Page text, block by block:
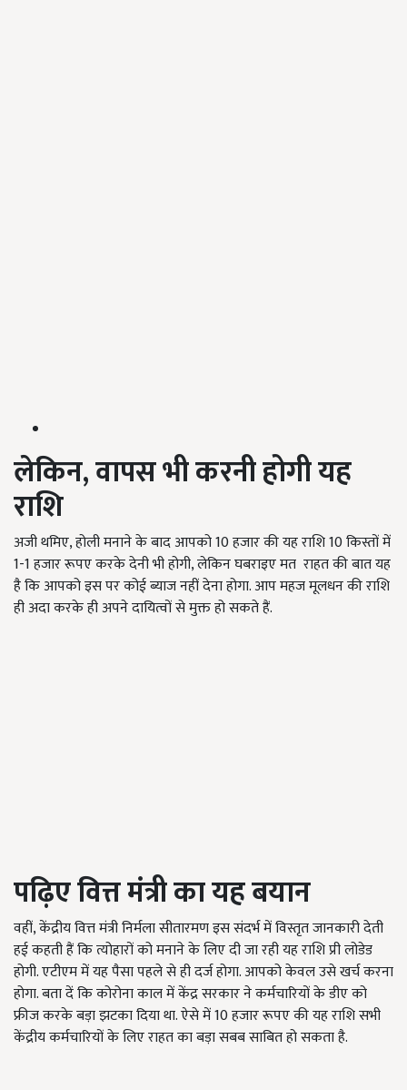
लेकिन, वापस भी करनी होगी यह
राशि
अजी थमिए, होली मनाने के बाद आपको 10 हजार की यह राशि 10 किस्तों में
1-1 हजार रूपए करके देनी भी होगी, लेकिन घबराइए मत राहत की बात यह
है कि आपको इस पर कोई ब्याज नहीं देना होगा. आप महज मूलधन की राशि
ही अदा करके ही अपने दायित्वों से मुक्त हो सकते हैं.
पढ़िए वित्त मंत्री का यह बयान
वहीं, केंद्रीय वित्त मंत्री निर्मला सीतारमण इस संदर्भ में विस्तृत जानकारी देती
हई कहती हैं कि त्योहारों को मनाने के लिए दी जा रही यह राशि प्री लोडेड
होगी. एटीएम में यह पैसा पहले से ही दर्ज होगा. आपको केवल उसे खर्च करना
होगा. बता दें कि कोरोना काल में केंद्र सरकार ने कर्मचारियों के डीए को
फ्रीज करके बड़ा झटका दिया था. ऐसे में 10 हजार रूपए की यह राशि सभी
केंद्रीय कर्मचारियों के लिए राहत का बड़ा सबब साबित हो सकता है.